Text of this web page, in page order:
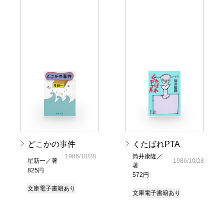
どこかの事件
星新一／著
825円
1986/10/28
文庫電子書籍あり
くたばれPTA
筒井康隆／
著
572円
1986/10/28
文庫電子書籍あり